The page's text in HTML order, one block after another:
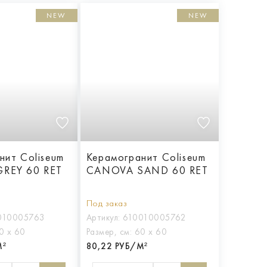
NEW
Coliseum
60 RET
х 60
NEW
Керамогранит Coliseum
CANOVA SAND 60 RET
Под заказ
Артикул: 610010005762
Размер, см: 60 х 60
80,22 РУБ/М²